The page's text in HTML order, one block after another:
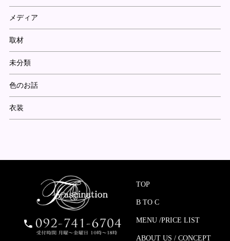
メディア
取材
未分類
色のお話
衣装
TOP
B TO C
MENU /PRICE LIST
ABOUT US / CONCEPT